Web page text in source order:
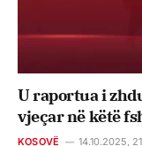
U raportua i
vjeçar në këtë
KOSOVË 14.10.2025,